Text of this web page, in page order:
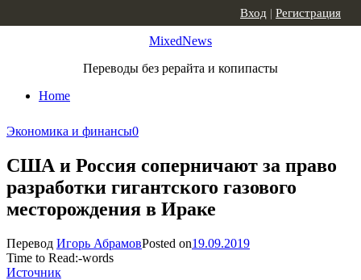
MixedNews
Переводы без рерайта и копипасты
Home
Вход | Регистрация
Экономика и финансы0
США и Россия соперничают за право
разработки гигантского газового
месторождения в Ираке
Перевод Игорь АбрамовPosted on19.09.2019
Time to Read:-words
Источник